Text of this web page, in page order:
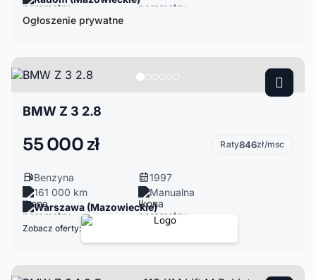
Ogłoszenie prywatne
BMW Z 3 2.8
55 000 zł Raty846zł/msc
Benzyna
1997
161 000 km
Manualna
Warszawa (Mazowieckie)
Zobacz oferty: